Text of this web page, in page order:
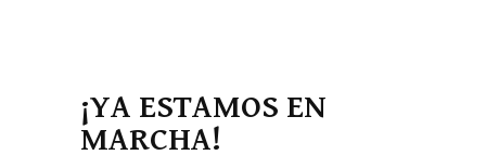
¡YA ESTAMOS EN
MARCHA!